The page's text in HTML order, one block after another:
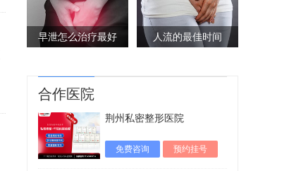
早泄怎么治疗最好 人流的最佳时间
合作医院
荆州私密整形医院
免费咨询 预约挂号